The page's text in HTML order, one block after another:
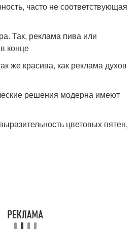
часто не соответствующая
Так, реклама пива или
конце
же красива, как реклама духов
решения модерна имеют
цветовых пятен,